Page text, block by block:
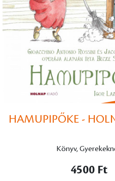
HAMUPIPŐKE -
Könyv,
4500 Ft